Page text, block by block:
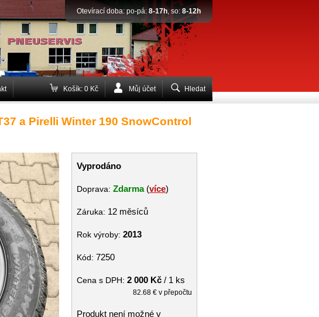
Otevírací doba: po-pá:8-17h, so:8-12h
Košík: 0 Kč Můj účet Hledat
a Pirelli Winter 190 SnowControl
Vyprodáno
Doprava: Zdarma(více)
Záruka: 12 měsíců
Rok výroby: 2013
Kód: 7250
Cena s DPH: 2 000 Kč / 1 ks
82.68 € v přepočtu
Produkt není možné v